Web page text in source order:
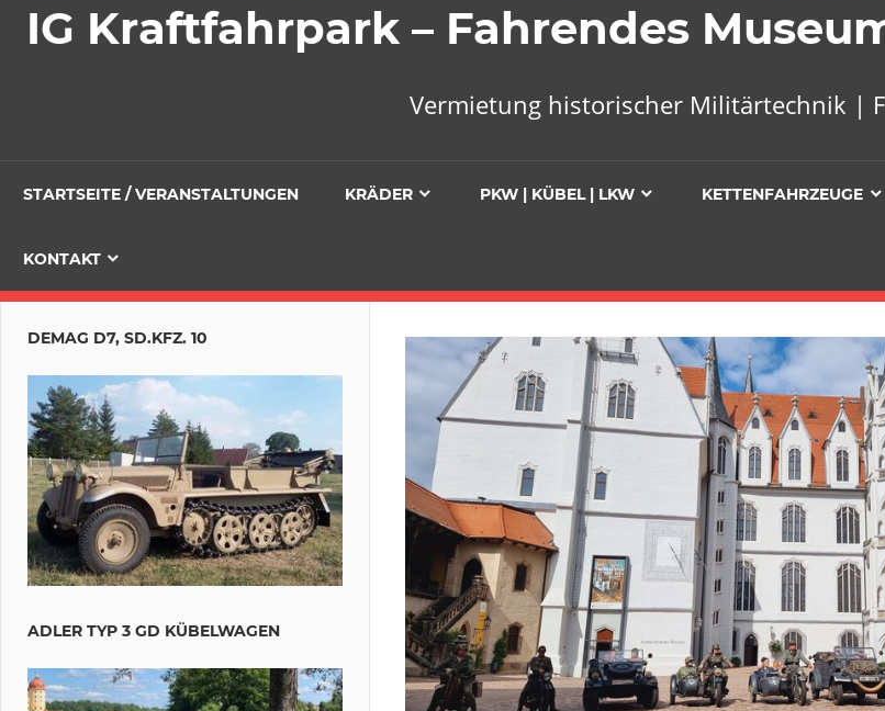
IG Kraftfahrpark – Fahrendes
Vermietung historischer Militärtechnik |
STARTSEITE / VERANSTALTUNGEN KRÄDER PKW | KÜBEL | LKW KETTENFAHRZEUGE
KONTAKT
DEMAG D7, SD.KFZ. 10
ADLER TYP 3 GD KÜBELWAGEN